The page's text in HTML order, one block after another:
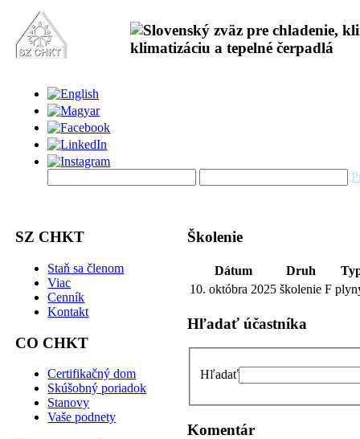
SZ CHKT
Staň sa členom
Viac
Cenník
Kontakt
CO CHKT
Certifikačný dom
Skúšobný poriadok
Stanovy
Vaše podnety
Školenie
Dátum Druh
10. októbra 2025 školenie F
Hľadať účastníka
Hľadať
Komentár